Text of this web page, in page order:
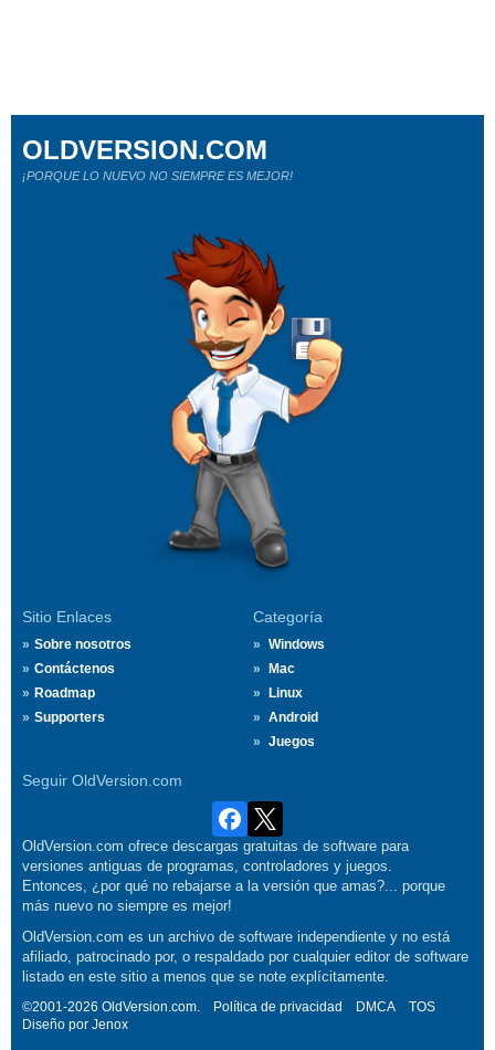
Sitio Enlaces
Sobre nosotros
Contáctenos
Roadmap
Supporters
Categoría
Windows
Mac
Linux
Android
Juegos
Seguir OldVersion.com
OLDVERSION.COM
¡PORQUE LO NUEVO NO SIEMPRE ES MEJOR!
OldVersion.com ofrece descargas gratuitas de software para
versiones antiguas de programas, controladores y juegos.
Entonces, ¿por qué no rebajarse a la versión que amas?... porque
más nuevo no siempre es mejor!
OldVersion.com es un archivo de software independiente y no está
afiliado, patrocinado por, o respaldado por cualquier editor de software
listado en este sitio a menos que se note explícitamente.
©2001-2026 OldVersion.com. Política de privacidad DMCA
TOS
Diseño por Jenox